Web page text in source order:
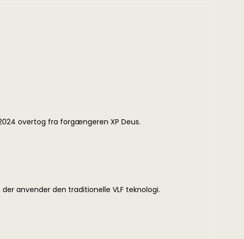
overtog fra forgængeren XP Deus.
anvender den traditionelle VLF teknologi.